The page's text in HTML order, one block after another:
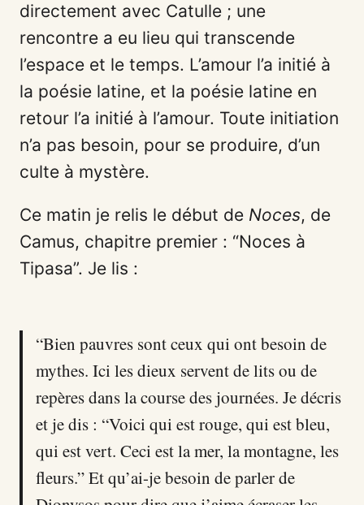
directement avec Catulle ; une
rencontre a eu lieu qui transcende
l’espace et le temps. L’amour l’a initié à
la poésie latine, et la poésie latine en
retour l’a initié à l’amour. Toute initiation
n’a pas besoin, pour se produire, d’un
culte à mystère.
Ce matin je relis le début de Noces, de
Camus, chapitre premier : “Noces à
Tipasa”. Je lis :
“Bien pauvres sont ceux qui ont besoin de
mythes. Ici les dieux servent de lits ou de
repères dans la course des journées. Je décris
et je dis : “Voici qui est rouge, qui est bleu,
qui est vert. Ceci est la mer, la montagne, les
fleurs.” Et qu’ai-je besoin de parler de